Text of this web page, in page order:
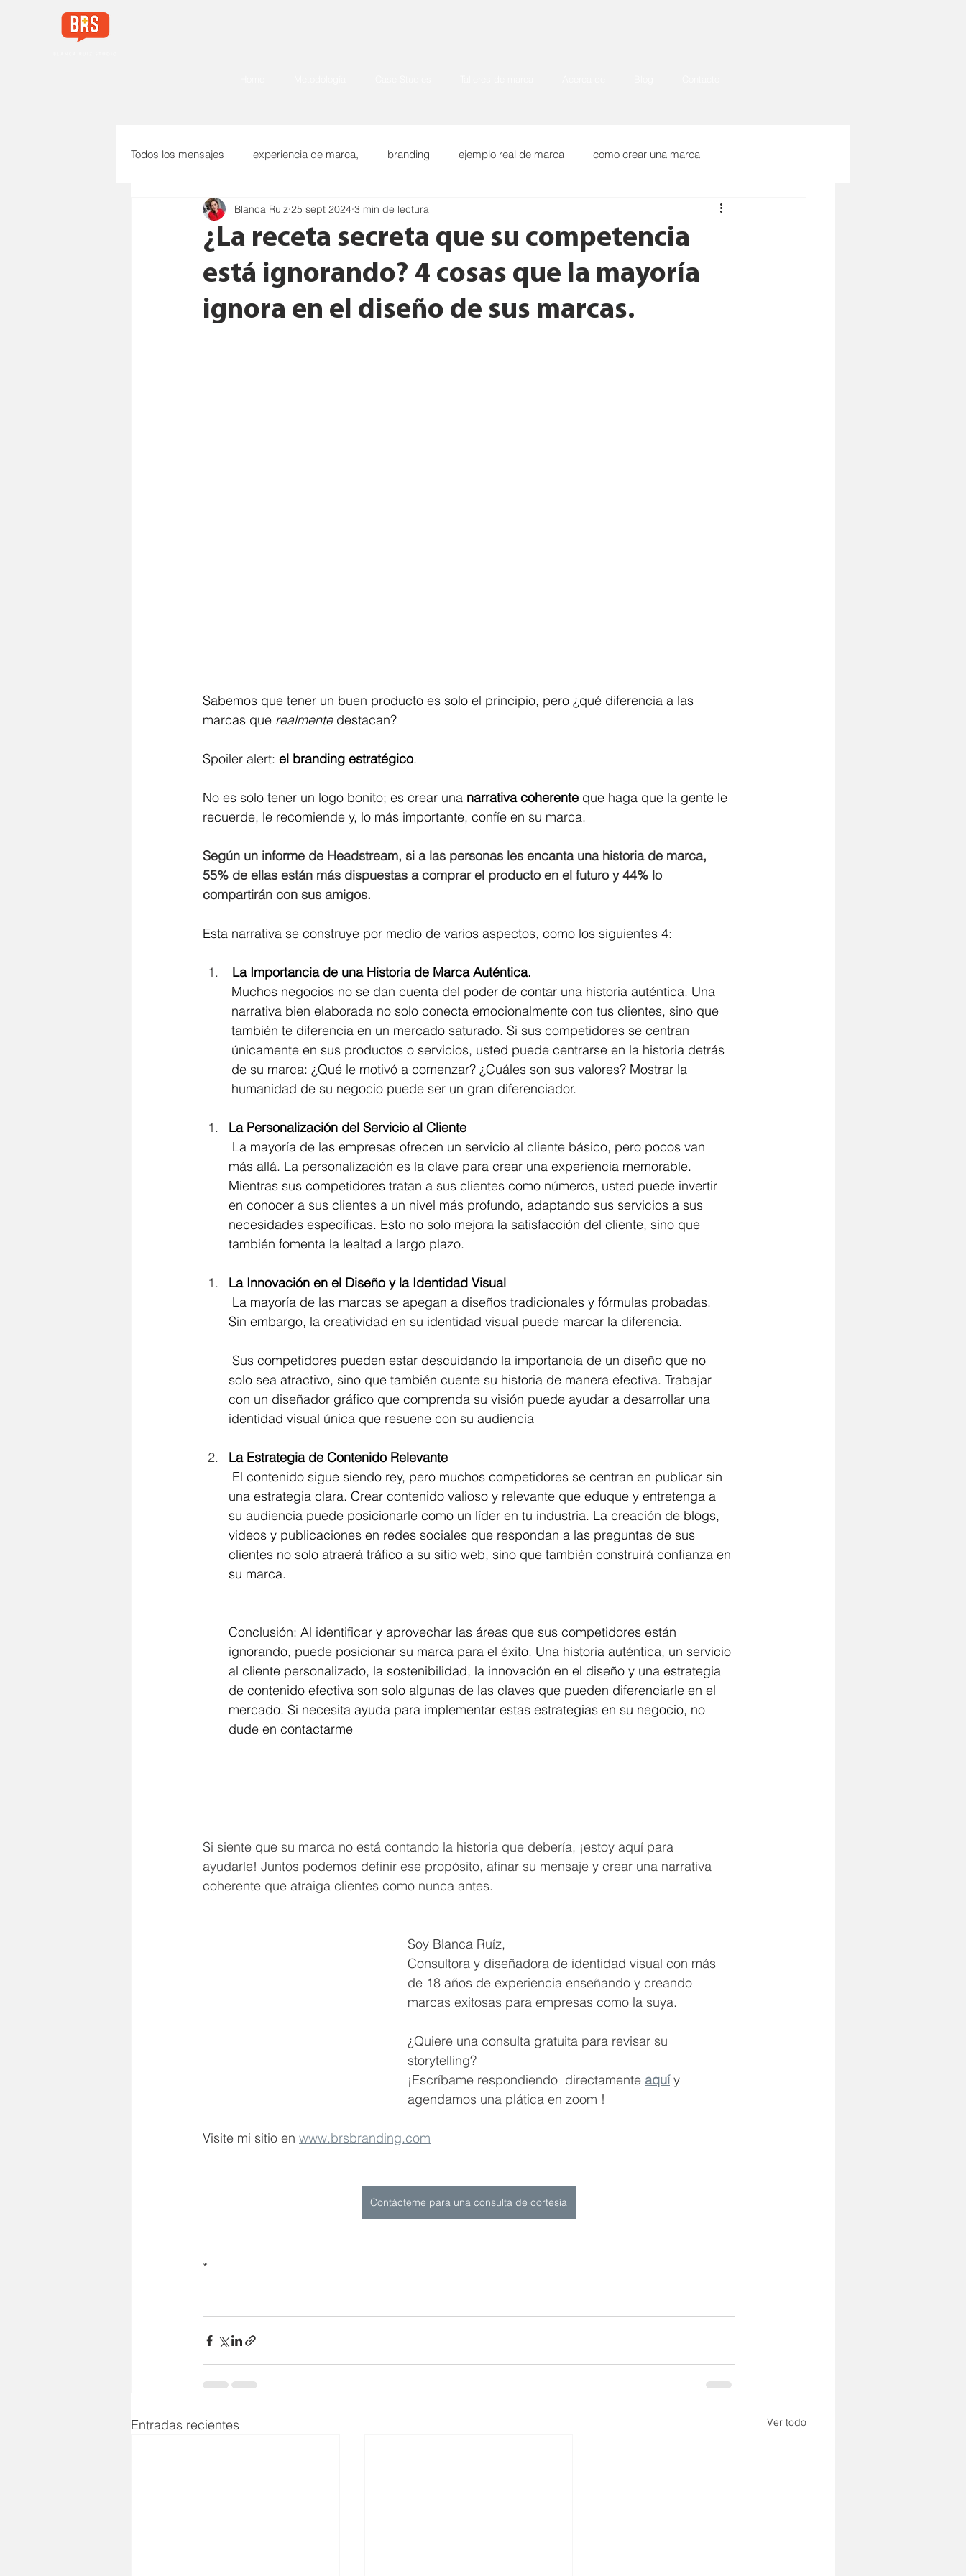
Todos los mensajes experiencia de marca, branding ejemplo real de marca como crear una marca
pasos para crear una marca venda BRAND STORY
¿La receta secreta que su competencia
está ignorando? 4 cosas que la mayoría
ignora en el diseño de sus marcas.
Blanca Ruiz 25 sept 2024 3 min de lectura
Sabemos que tener un buen producto es solo el principio, pero ¿qué diferencia a las
marcas que realmente destacan?
Spoiler alert: el branding estratégico.
No es solo tener un logo bonito; es crear una narrativa coherente que haga que la gente le
recuerde, le recomiende y, lo más importante, confíe en su marca.
Según un informe de Headstream, si a las personas les encanta una historia de marca,
55% de ellas están más dispuestas a comprar el producto en el futuro y 44% lo
compartirán con sus amigos.
Esta narrativa se construye por medio de varios aspectos, como los siguientes 4:
La Importancia de una Historia de Marca Auténtica.
	humanidad de su negocio puede ser un gran diferenciador.
La Personalización del Servicio al Cliente
más allá. La personalización es la clave para crear una experiencia memorable.
Mientras sus competidores tratan a sus clientes como números, usted puede invertir
en conocer a sus clientes a un nivel más profundo, adaptando sus servicios a sus
necesidades específicas. Esto no solo mejora la satisfacción del cliente, sino que
también fomenta la lealtad a largo plazo.
La Innovación en el Diseño y la Identidad Visual
Sin embargo, la creatividad en su identidad visual puede marcar la diferencia.
solo sea atractivo, sino que también cuente su historia de manera efectiva. Trabajar
con un diseñador gráfico que comprenda su visión puede ayudar a desarrollar una
identidad visual única que resuene con su audiencia
La Estrategia de Contenido Relevante
una estrategia clara. Crear contenido valioso y relevante que eduque y entretenga a
su audiencia puede posicionarle como un líder en tu industria. La creación de blogs,
videos y publicaciones en redes sociales que respondan a las preguntas de sus
clientes no solo atraerá tráfico a su sitio web, sino que también construirá confianza en
su marca.
Conclusión: Al identificar y aprovechar las áreas que sus competidores están
ignorando, puede posicionar su marca para el éxito. Una historia auténtica, un servicio
al cliente personalizado, la sostenibilidad, la innovación en el diseño y una estrategia
de contenido efectiva son solo algunas de las claves que pueden diferenciarle en el
mercado. Si necesita ayuda para implementar estas estrategias en su negocio, no
dude en contactarme
Si siente que su marca no está contando la historia que debería, ¡estoy aquí para
ayudarle! Juntos podemos definir ese propósito, afinar su mensaje y crear una narrativa
coherente que atraiga clientes como nunca antes.
Soy Blanca Ruíz,
Consultora y diseñadora de identidad visual con más
de 18 años de experiencia enseñando y creando
marcas exitosas para empresas como la suya.
¿Quiere una consulta gratuita para revisar su
storytelling?
¡Escríbame respondiendo  directamente aquí y
agendamos una plática en zoom !
Visite mi sitio en www.brsbranding.com
Contácteme para una consulta de cortesía
*
Entradas recientes Ver todo